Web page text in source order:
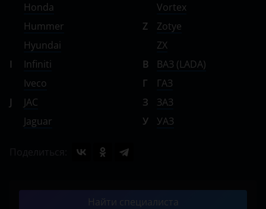
Honda
Hummer
Hyundai
I
Infiniti
Iveco
J
JAC
Jaguar
Vortex
Z
Zotye
ZX
В
ВАЗ (LADA)
Г
ГАЗ
З
ЗАЗ
У
УАЗ
Найти специалиста